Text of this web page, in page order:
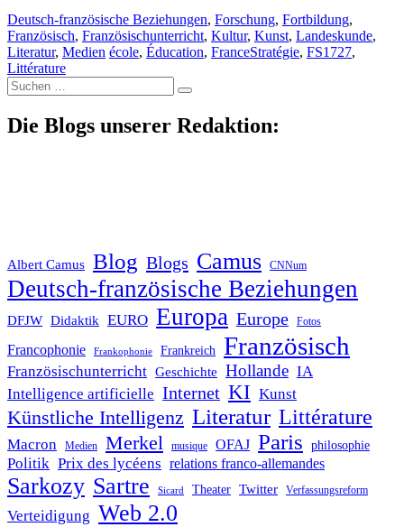
Deutsch-französische Beziehungen, Forschung, Fortbildung,
Französisch, Französischunterricht, Kultur, Kunst, Landeskunde,
Literatur, Medien école, Éducation, FranceStratégie, FS1727,
Littérature
Suche
nach:
Die Blogs unserer Redaktion:
Albert Camus Blog Blogs Camus CNNum
Deutsch-französische Beziehungen
DFJW Didaktik EURO Europa Europe Fotos
Francophonie Frankophonie Frankreich Französisch
Französischunterricht Geschichte Hollande IA
Intelligence artificielle Internet KI Kunst
Künstliche Intelligenz Literatur Littérature
Macron Medien Merkel musique OFAJ Paris philosophie
Politik Prix des lycéens relations franco-allemandes
Sarkozy Sartre Sicard Theater Twitter Verfassungsreform
Verteidigung Web 2.0